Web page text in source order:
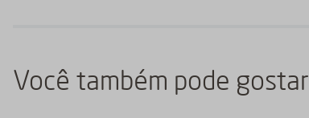
Você também pode gostar